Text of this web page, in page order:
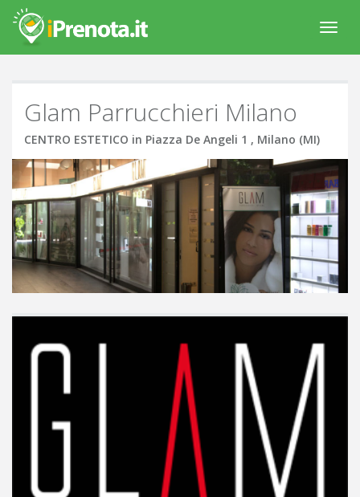
Menù
Glam Parrucchieri Milano
CENTRO ESTETICO in Piazza De Angeli 1 , Milano (MI)